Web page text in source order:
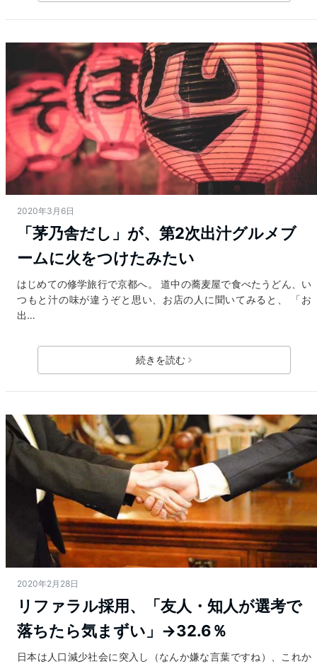
2020年3月6日
「茅乃舎だし」が、第2次出汁グルメブ
ームに火をつけたみたい
はじめての修学旅行で京都へ。 道中の蕎麦屋で食べたうどん、い
つもと汁の味が違うぞと思い、お店の人に聞いてみると、 「お
出…
続きを読む
2020年2月28日
リファラル採用、「友人・知人が選考で
落ちたら気まずい」→32.6％
日本は人口減少社会に突入し（なんか嫌な言葉ですね）、これか